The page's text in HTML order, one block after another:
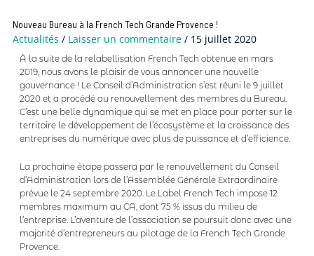
Nouveau Bureau à la French Tech Grande Provence !
Actualités / Laisser un commentaire / 15 juillet 2020
À la suite de la relabellisation French Tech obtenue en mars
2019, nous avons le plaisir de vous annoncer une nouvelle
gouvernance ! Le Conseil d’Administration s’est réuni le 9 juillet
2020 et a procédé au renouvellement des membres du Bureau.
C’est une belle dynamique qui se met en place pour porter sur le
territoire le développement de l’écosystème et la croissance des
entreprises du numérique avec plus de puissance et d’efficience.
La prochaine étape passera par le renouvellement du Conseil
d’Administration lors de l’Assemblée Générale Extraordinaire
prévue le 24 septembre 2020. Le Label French Tech impose 12
membres maximum au CA, dont 75 % issus du milieu de
l’entreprise. L’aventure de l’association se poursuit donc avec une
majorité d’entrepreneurs au pilotage de la French Tech Grande
Provence.